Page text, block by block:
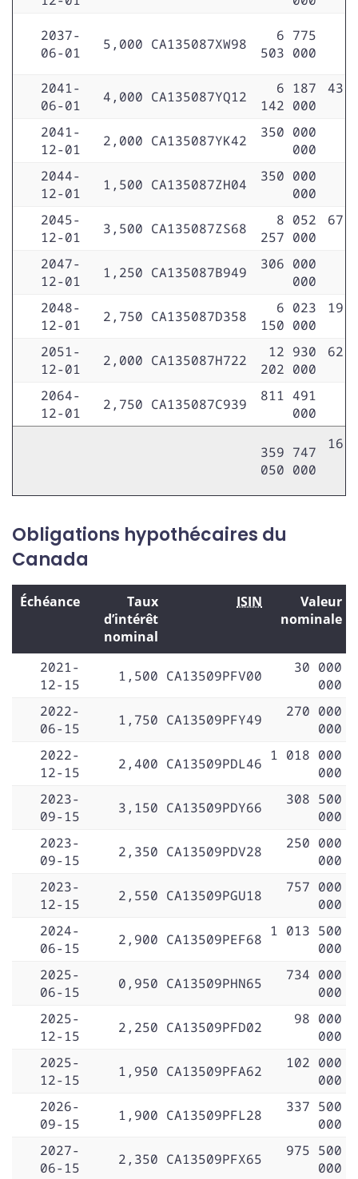
2037-
06-01
5,000 CA135087XW98
6 775
503 000
2041-
06-01
4,000 CA135087YQ12
6 187
142 000
43
2041-
12-01
2,000 CA135087YK42
350 000
000
2044-
12-01
1,500 CA135087ZH04
350 000
000
2045-
12-01
3,500 CA135087ZS68
8 052
257 000
67
2047-
12-01
1,250 CA135087B949
306 000
000
2048-
12-01
2,750 CA135087D358
6 023
150 000
19
2051-
12-01
2,000 CA135087H722
12 930
202 000
62
2064-
12-01
2,750 CA135087C939
811 491
000
359 747
050 000
16
Obligations hypothécaires du
Canada
Échéance
Taux
d’intérêt
nominal
ISIN
Valeur
nominale
2021-
12-15
1,500 CA13509PFV00
30 000
000
2022-
06-15
1,750 CA13509PFY49
270 000
000
2022-
12-15
2,400 CA13509PDL46 1 018 000
000
2023-
09-15
3,150 CA13509PDY66
308 500
000
2023-
09-15
2,350 CA13509PDV28
250 000
000
2023-
12-15
2,550 CA13509PGU18
757 000
000
2024-
06-15
2,900 CA13509PEF68 1 013 500
000
2025-
06-15
0,950 CA13509PHN65
734 000
000
2025-
12-15
2,250 CA13509PFD02
98 000
000
2025-
12-15
1,950 CA13509PFA62
102 000
000
2026-
09-15
1,900 CA13509PFL28
337 500
000
2027-
06-15
2,350 CA13509PFX65
975 500
000